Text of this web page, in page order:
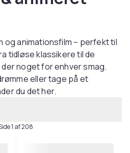
og animationsfilm – perfekt til
tidløse klassikere til de
noget for enhver smag.
eller tage på et
du det her.
1 af 208